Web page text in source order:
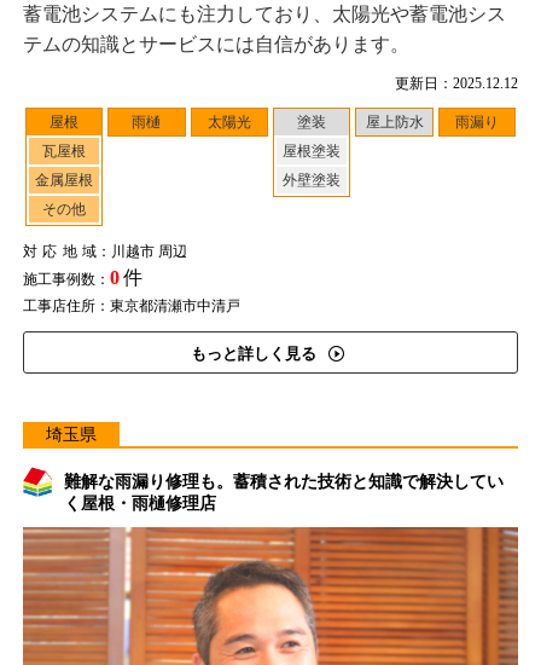
更新日：2025.12.12
屋根
瓦屋根
金属屋根
その他
雨樋 太陽光
塗装
屋根塗装
外壁塗装
屋上防水 雨漏り
対応地域：川越市 周辺
施工事例数： 0件
工事店住所：東京都清瀬市中清戸
もっと詳しく見る
蓄電池システムにも注力しており、太陽光や蓄電池シス
テムの知識とサービスには自信があります。
埼玉県
難解な雨漏り修理も。蓄積された技術と知識で解決してい
く屋根・雨樋修理店